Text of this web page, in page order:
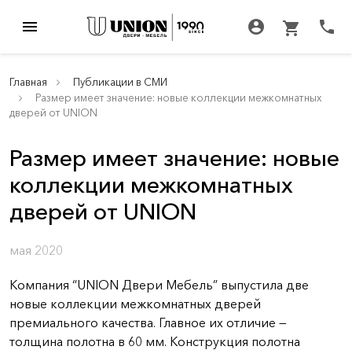
menu account_circle shopping_cart call
Главная
Публикации в СМИ
Размер имеет значение: новые коллекции межкомнатных
дверей от UNION
Размер имеет значение: новые
коллекции межкомнатных
дверей от UNION
мая 2020
Компания “UNION Двери Мебель” выпустила две
новые коллекции межкомнатных дверей
премиального качества. Главное их отличие —
толщина полотна в 60 мм. Конструкция полотна